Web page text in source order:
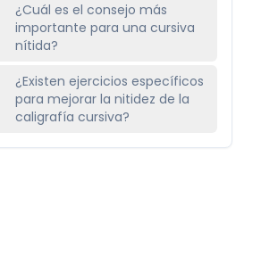
¿Cuál es el consejo más
importante para una cursiva
nítida?
¿Existen ejercicios específicos
para mejorar la nitidez de la
caligrafía cursiva?